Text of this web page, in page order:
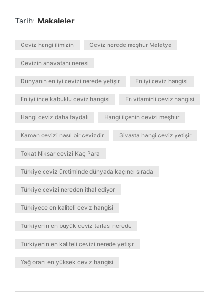
Tarih: Makaleler
Ceviz hangi ilimizin Ceviz nerede meşhur Malatya
Cevizin anavatanı neresi
Dünyanın en iyi cevizi nerede yetişir En iyi ceviz hangisi
En iyi ince kabuklu ceviz hangisi En vitaminli ceviz hangisi
Hangi ceviz daha faydalı Hangi ilçenin cevizi meşhur
Kaman cevizi nasıl bir cevizdir Sivasta hangi ceviz yetişir
Tokat Niksar cevizi Kaç Para
Türkiye ceviz üretiminde dünyada kaçıncı sırada
Türkiye cevizi nereden ithal ediyor
Türkiyede en kaliteli ceviz hangisi
Türkiyenin en büyük ceviz tarlası nerede
Türkiyenin en kaliteli cevizi nerede yetişir
Yağ oranı en yüksek ceviz hangisi